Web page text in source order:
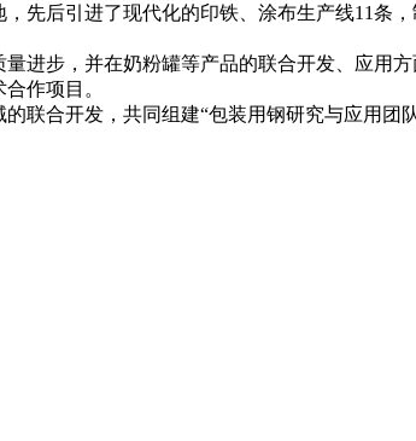
后引进了现代化的印铁、涂布生产线11条，
步，并在奶粉罐等产品的联合开发、应用
作项目。
合开发，共同组建“包装用钢研究与应用团